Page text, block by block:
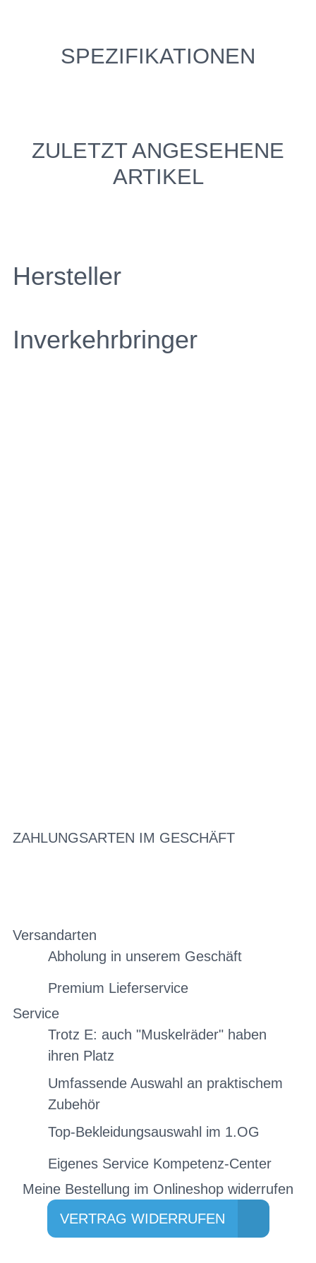
SPEZIFIKATIONEN
ZULETZT ANGESEHENE
ARTIKEL
Hersteller
Inverkehrbringer
ZAHLUNGSARTEN IM GESCHÄFT
Versandarten
Abholung in unserem Geschäft
Premium Lieferservice
Service
Trotz E: auch "Muskelräder" haben
ihren Platz
Umfassende Auswahl an praktischem
Zubehör
Top-Bekleidungsauswahl im 1.OG
Eigenes Service Kompetenz-Center
Meine Bestellung im Onlineshop widerrufen
VERTRAG WIDERRUFEN